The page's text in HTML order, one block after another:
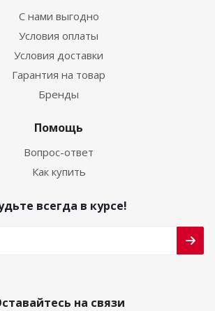
С нами выгодно
Условия оплаты
Условия доставки
Гарантия на товар
Бренды
Помощь
Вопрос-ответ
Как купить
всегда в курсе!
на связи